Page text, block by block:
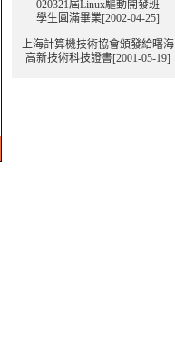
020321屆Linux驅動開發班
學生圓滿畢業[2002-04-25]
上海計算機技術協會頒發給曙海
高新技術科技證書[2001-05-19]